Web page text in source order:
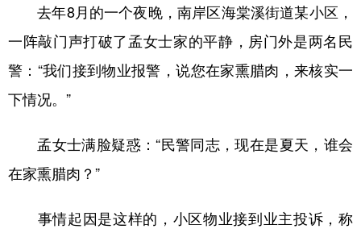
去年8月的一个夜晚，南岸区海棠溪街道某小区，
一阵敲门声打破了孟女士家的平静，房门外是两名民
警：“我们接到物业报警，说您在家熏腊肉，来核实一
下情况。”
孟女士满脸疑惑：“民警同志，现在是夏天，谁会
在家熏腊肉？”
事情起因是这样的，小区物业接到业主投诉，称